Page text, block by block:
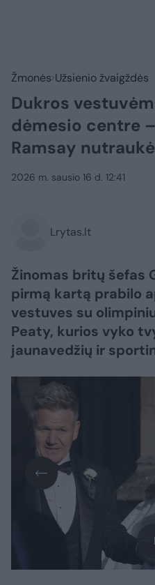
Žmonės Užsienio žvaigždės
Dukros
dėmesio centre
Ramsay
2026 m. sausio 16 d. 12:41
Lrytas.lt
Žinomas britų šefas
pirmą kartą prabilo
vestuves su
Peaty, kurios vyko
jaunavedžių ir